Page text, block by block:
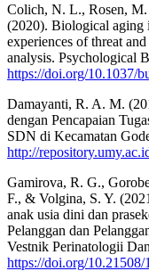
Colich, N. L., Rosen,
(2020). Biological aging
experiences of threat
analysis. Psychological
https://doi.org/10.1037/
Damayanti, R. A. M.
dengan Pencapaian
SDN di Kecamatan
http://
Gamirova, R. G.,
F., & Volgina, S. Y.
anak usia dini dan
Pelanggan dan
Vestnik Perinatologii
https://doi.org/